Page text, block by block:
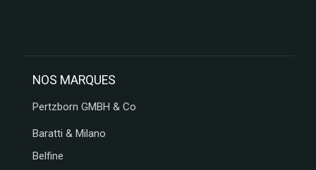
NOS MARQUES
Pertzborn GMBH & Co
Baratti & Milano
Belfine